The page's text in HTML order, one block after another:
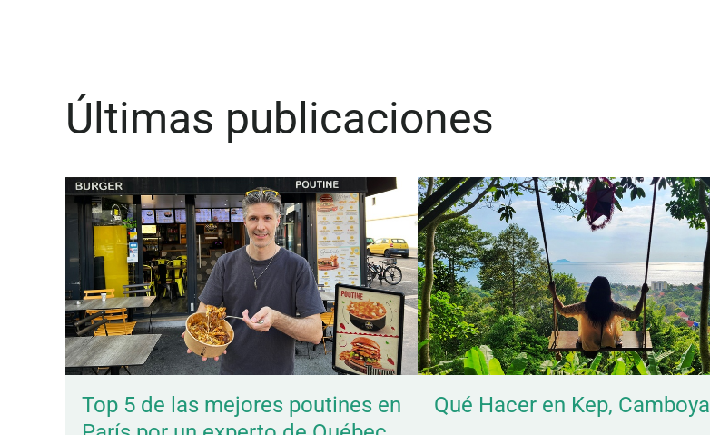
Últimas publicaciones
Top 5 de las mejores poutines en
Qué Hacer en Kep, Camboya